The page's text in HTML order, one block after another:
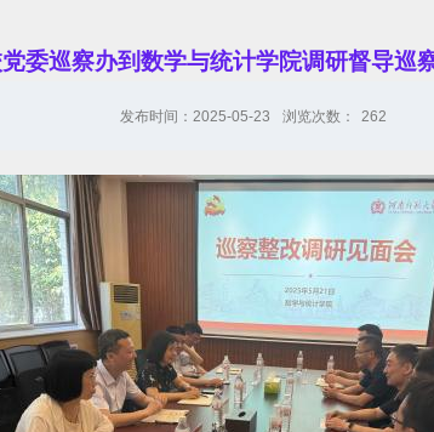
委巡察办到数学与统计学院调研督导巡
发布时间：2025-05-23 浏览次数： 262